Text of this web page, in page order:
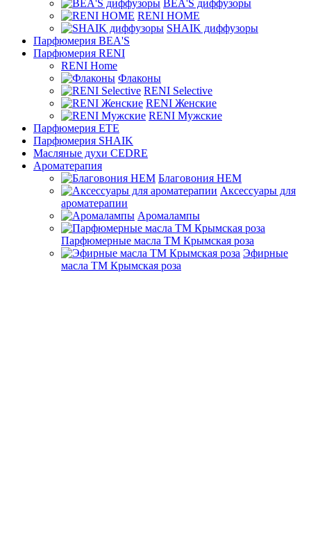
BEA'S диффузоры
RENI HOME
SHAIK диффузоры
Парфюмерия BEA'S
Парфюмерия RENI
RENI Home
Флаконы
RENI Selective
RENI Женские
RENI Мужские
Парфюмерия ETE
Парфюмерия SHAIK
Масляные духи CEDRE
Ароматерапия
Благовония HEM
Аксессуары для
ароматерапии
Аромалампы
Парфюмерные масла ТМ Крымская роза
Эфирные
масла ТМ Крымская роза